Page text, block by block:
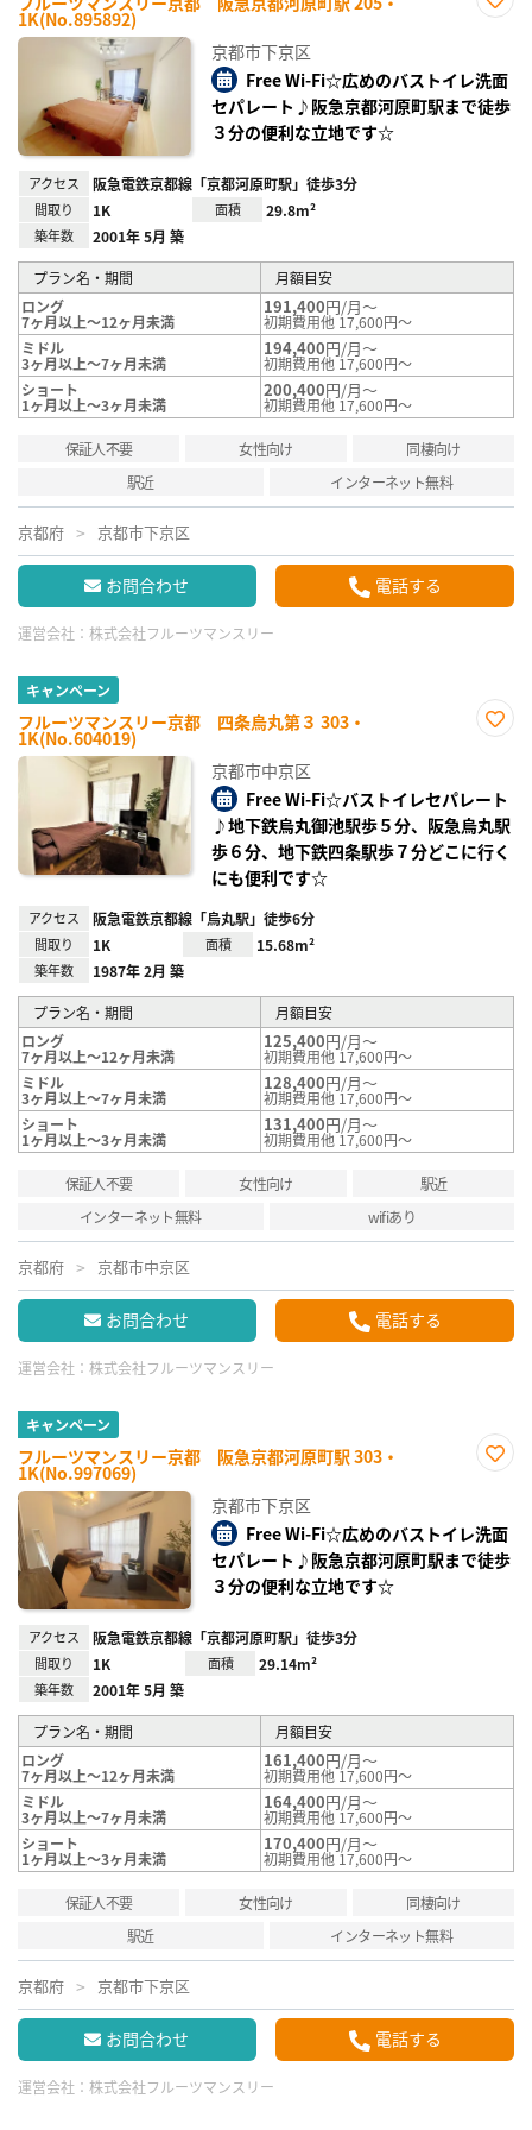
1K(No.895892)
録
京都市下京区
Free Wi-Fi☆広めのバストイレ洗面
セパレート♪阪急京都河原町駅まで徒歩
３分の便利な立地です☆
アクセス 阪急電鉄京都線「京都河原町駅」徒歩3分
間取り 1K 面積 29.8m²
築年数 2001年 5月 築
プラン名・期間
月額目安
ロング
7ヶ月以上～12ヶ月未満
191,400円/月～
初期費用他 17,600円～
ミドル
3ヶ月以上～7ヶ月未満
194,400円/月～
初期費用他 17,600円～
ショート
1ヶ月以上～3ヶ月未満
200,400円/月～
初期費用他 17,600円～
保証人不要 女性向け
同棲向け
駅近
インターネット無料
京都府 京都市下京区
お問合わせ 電話する
運営会社： 株式会社フルーツマンスリー
キャンペーン
フルーツマンスリー京都 四条烏丸第３ 303・
1K(No.604019)
録
京都市中京区
Free Wi-Fi☆バストイレセパレート
♪地下鉄烏丸御池駅歩５分、阪急烏丸駅
歩６分、地下鉄四条駅歩７分どこに行く
にも便利です☆
アクセス 阪急電鉄京都線「烏丸駅」徒歩6分
間取り 1K 面積 15.68m²
築年数 1987年 2月 築
プラン名・期間
月額目安
ロング
7ヶ月以上～12ヶ月未満
125,400円/月～
初期費用他 17,600円～
ミドル
3ヶ月以上～7ヶ月未満
128,400円/月～
初期費用他 17,600円～
ショート
1ヶ月以上～3ヶ月未満
131,400円/月～
初期費用他 17,600円～
保証人不要 女性向け
駅近
インターネット無料
wifiあり
京都府 京都市中京区
お問合わせ 電話する
運営会社： 株式会社フルーツマンスリー
キャンペーン
フルーツマンスリー京都 阪急京都河原町駅 303・
1K(No.997069)
録
京都市下京区
Free Wi-Fi☆広めのバストイレ洗面
セパレート♪阪急京都河原町駅まで徒歩
３分の便利な立地です☆
アクセス 阪急電鉄京都線「京都河原町駅」徒歩3分
間取り 1K 面積 29.14m²
築年数 2001年 5月 築
プラン名・期間
月額目安
ロング
7ヶ月以上～12ヶ月未満
161,400円/月～
初期費用他 17,600円～
ミドル
3ヶ月以上～7ヶ月未満
164,400円/月～
初期費用他 17,600円～
ショート
1ヶ月以上～3ヶ月未満
170,400円/月～
初期費用他 17,600円～
保証人不要 女性向け
同棲向け
駅近
インターネット無料
京都府 京都市下京区
お問合わせ 電話する
運営会社： 株式会社フルーツマンスリー